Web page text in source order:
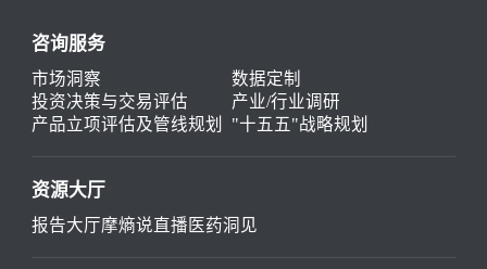
咨询服务
市场洞察
数据定制
投资决策与交易评估
产业/行业调研
产品立项评估及管线规划
"十五五"战略规划
资源大厅
报告大厅摩熵说直播 医药洞见